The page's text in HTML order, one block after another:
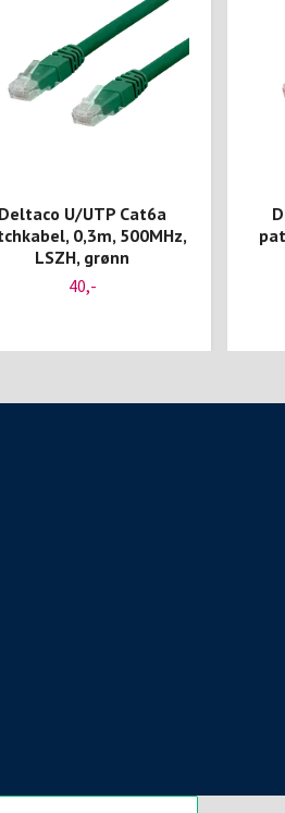
Deltaco U/UTP Cat6a
0,3m, 500MHz,
LSZH, grønn
40,-